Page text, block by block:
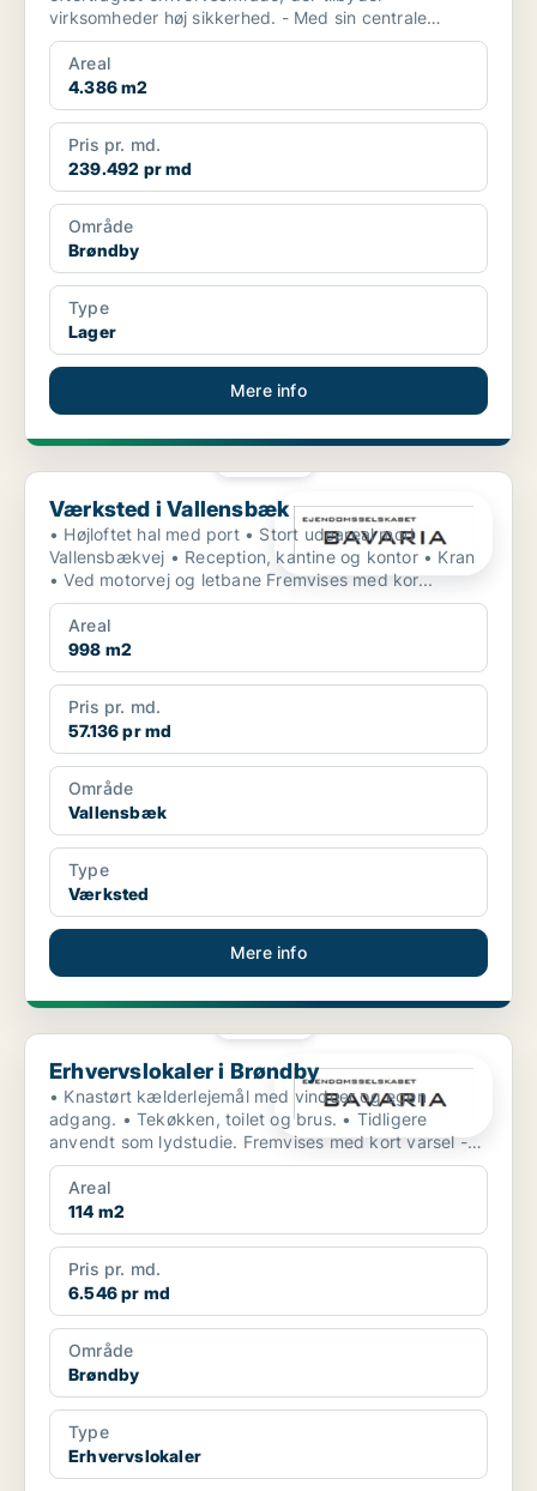
virksomheder høj sikkerhed. - Med sin centrale
placering er lejemålet...
Areal
4.386 m2
Pris pr. md.
239.492 pr md
Område
Brøndby
Type
Lager
Mere info
Værksted i Vallensbæk
Værksted i Vallensbæk
• Højloftet hal med port • Stort udeareal mod
Vallensbækvej • Reception, kantine og kontor • Kran
• Ved motorvej og letbane Fremvises med kor...
Areal
998 m2
Pris pr. md.
57.136 pr md
Område
Vallensbæk
Type
Værksted
Mere info
Erhvervslokaler i Brøndby
Erhvervslokaler i Brøndby
• Knastørt kælderlejemål med vinduer og egen
adgang. • Tekøkken, toilet og brus. • Tidligere
anvendt som lydstudie. Fremvises med kort varsel -
ogs...
Areal
114 m2
Pris pr. md.
6.546 pr md
Område
Brøndby
Type
Erhvervslokaler